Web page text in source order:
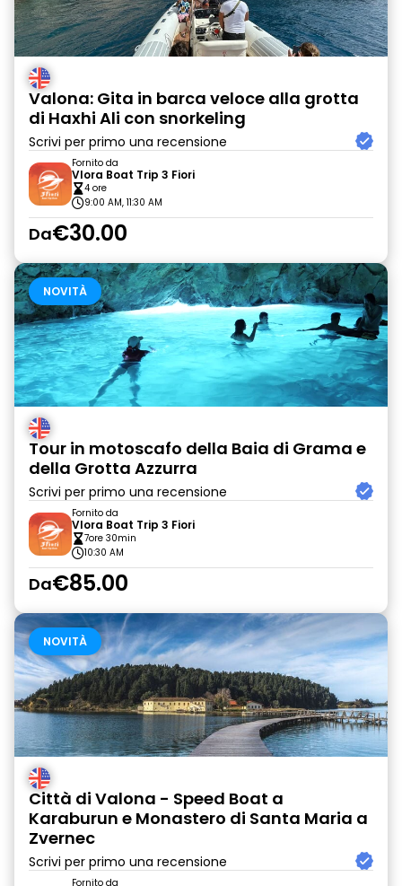
Valona: Gita in barca veloce alla grotta
di Haxhi Ali con snorkeling
Scrivi per primo una recensione
Fornito da
Vlora Boat Trip 3 Fiori
4 ore
9:00 AM, 11:30 AM
Da€30.00
NOVITÀ
Tour in motoscafo della Baia di Grama e
della Grotta Azzurra
Scrivi per primo una recensione
Fornito da
Vlora Boat Trip 3 Fiori
7ore 30min
10:30 AM
Da€85.00
NOVITÀ
Città di Valona - Speed Boat a
Karaburun e Monastero di Santa Maria a
Zvernec
Scrivi per primo una recensione
Fornito da